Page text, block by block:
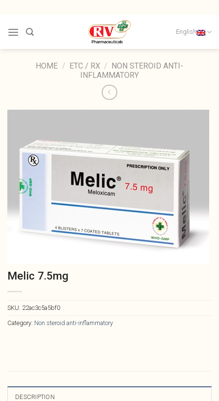
content
English
HOME / ETC / RX / NON STEROID ANTI-
INFLAMMATORY
Melic 7.5mg
SKU: 22ac3c5a5bf0
Category: Non steroid anti-inflammatory
DESCRIPTION